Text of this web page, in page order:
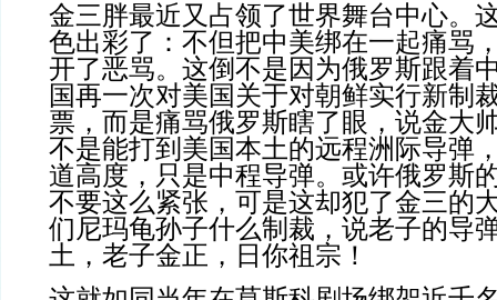
金三胖最近又占领了世界舞台中心。
色出彩了：不但把中美绑在一起痛骂
开了恶骂。这倒不是因为俄罗斯跟着
国再一次对美国关于对朝鲜实行新制
票，而是痛骂俄罗斯瞎了眼，说金大
不是能打到美国本土的远程洲际导弹
道高度，只是中程导弹。或许俄罗斯
不要这么紧张，可是这却犯了金三的
们尼玛龟孙子什么制裁，说老子的导
土，老子金正，日你祖宗！